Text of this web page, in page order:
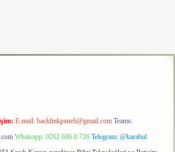
E-mail: backlinkpaneli@gmail.com Teams:
Whatsapp: 0262 606 0 726 Telegram: @karabul